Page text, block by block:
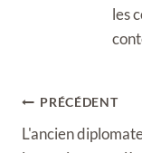
les
Navigation
de
l’article
PRÉCÉDENT
L'ancien